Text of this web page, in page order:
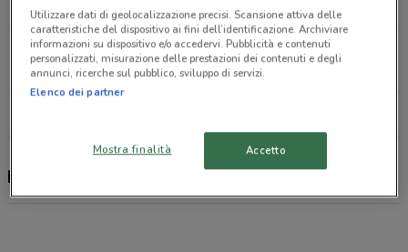
Via A. Volta, 22 Agliana
22.4 km
Land Rover, offerte e concessionari
Utilizzare dati di geolocalizzazione precisi. Scansione attiva delle
caratteristiche del dispositivo ai fini dell’identificazione. Archiviare
informazioni su dispositivo e/o accedervi. Pubblicità e contenuti
personalizzati, misurazione delle prestazioni dei contenuti e degli
annunci, ricerche sul pubblico, sviluppo di servizi.
Elenco dei partner
Mostra finalità Accetto